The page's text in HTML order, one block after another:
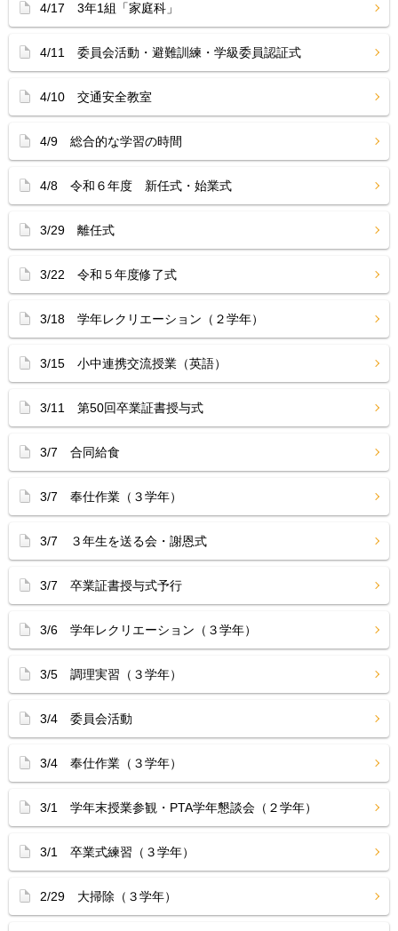
4/17 3年1組「家庭科」
4/11 委員会活動・避難訓練・学級委員認証式
4/10 交通安全教室
4/9 総合的な学習の時間
4/8 令和６年度 新任式・始業式
3/29 離任式
3/22 令和５年度修了式
3/18 学年レクリエーション（２学年）
3/15 小中連携交流授業（英語）
3/11 第50回卒業証書授与式
3/7 合同給食
3/7 奉仕作業（３学年）
3/7 ３年生を送る会・謝恩式
3/7 卒業証書授与式予行
3/6 学年レクリエーション（３学年）
3/5 調理実習（３学年）
3/4 委員会活動
3/4 奉仕作業（３学年）
3/1 学年末授業参観・PTA学年懇談会（２学年）
3/1 卒業式練習（３学年）
2/29 大掃除（３学年）